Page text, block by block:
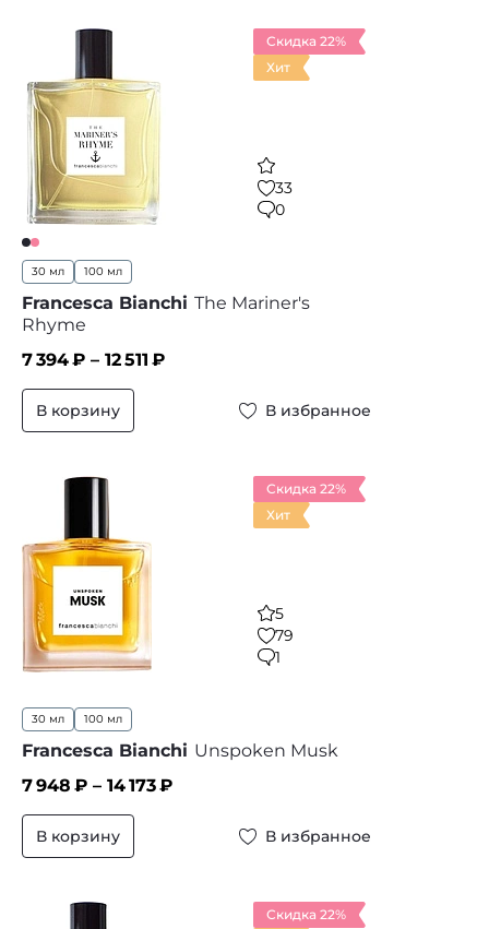
Скидка 22%
Хит
33
0
30 мл 100 мл
Francesca Bianchi The Mariner's
Rhyme
7 394₽ – 12 511 ₽
В корзину В избранное
Скидка 22%
Хит
5
79
1
30 мл 100 мл
Francesca Bianchi Unspoken Musk
7 948 ₽ – 14 173₽
В корзину В избранное
Скидка 22%